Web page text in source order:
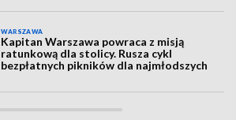
WARSZAWA
Kapitan Warszawa powraca z misją
ratunkową dla stolicy. Rusza cykl
bezpłatnych pikników dla najmłodszych